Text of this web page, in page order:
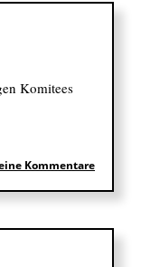
Komitees
Kommentare